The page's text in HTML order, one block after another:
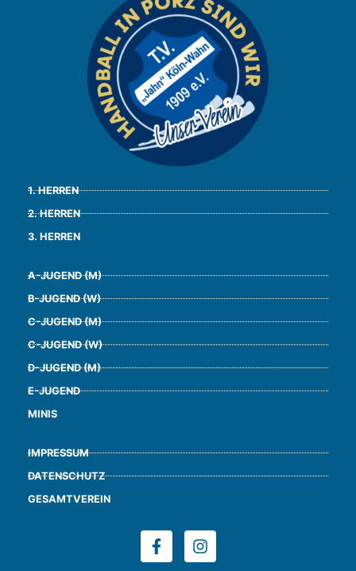
1. HERREN
2. HERREN
3. HERREN
A-JUGEND (M)
B-JUGEND (W)
C-JUGEND (M)
C-JUGEND (W)
D-JUGEND (M)
E-JUGEND
MINIS
IMPRESSUM
DATENSCHUTZ
GESAMTVEREIN